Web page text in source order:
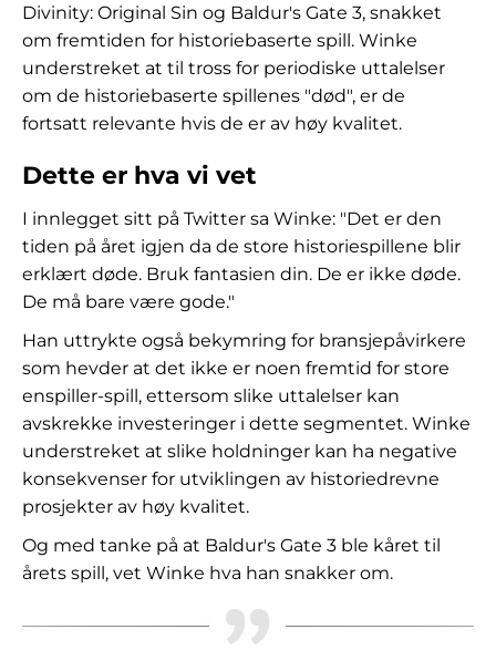
Divinity: Original Sin og Baldur's Gate 3, snakket
om fremtiden for historiebaserte spill. Winke
understreket at til tross for periodiske uttalelser
om de historiebaserte spillenes "død", er de
fortsatt relevante hvis de er av høy kvalitet.
Dette er hva vi vet
I innlegget sitt på Twitter sa Winke: "Det er den
tiden på året igjen da de store historiespillene blir
erklært døde. Bruk fantasien din. De er ikke døde.
De må bare være gode."
Han uttrykte også bekymring for bransjepåvirkere
som hevder at det ikke er noen fremtid for store
enspiller-spill, ettersom slike uttalelser kan
avskrekke investeringer i dette segmentet. Winke
understreket at slike holdninger kan ha negative
konsekvenser for utviklingen av historiedrevne
prosjekter av høy kvalitet.
Og med tanke på at Baldur's Gate 3 ble kåret til
årets spill, vet Winke hva han snakker om.